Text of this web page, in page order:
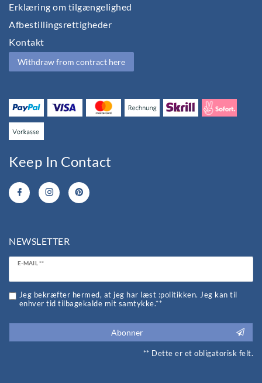
Erklæring om tilgængelighed
Afbestillingsrettigheder
Kontakt
Withdraw from contract here
Keep In Contact
NEWSLETTER
E-MAIL **
Ceres::Template.newsletterHoneypotLabel
Jeg bekræfter hermed, at jeg har læst :politikken. Jeg kan til
enhver tid tilbagekalde mit samtykke.**
Abonner
** Dette er et obligatorisk felt.